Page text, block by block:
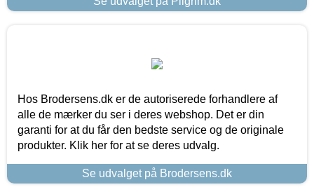
Hos Brodersens.dk er de autoriserede forhandlere af
alle de mærker du ser i deres webshop. Det er din
garanti for at du får den bedste service og de originale
produkter. Klik her for at se deres udvalg.
Se udvalget på Brodersens.dk